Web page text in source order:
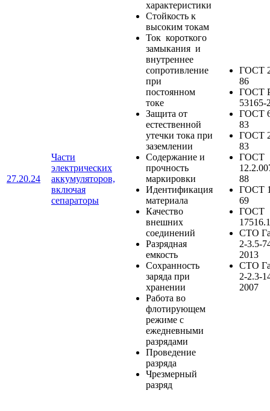
27.20.24
Части
электрических
аккумуляторов,
включая
сепараторы
характеристики
Стойкость к
высоким токам
Ток короткого
замыкания и
внутреннее
сопротивление
при
постоянном
токе
Защита от
естественной
утечки тока при
заземлении
Содержание и
прочность
маркировки
Идентификация
материала
Качество
внешних
соединений
Разрядная
емкость
Сохранность
заряда при
хранении
Работа во
флотирующем
режиме с
ежедневными
разрядами
Проведение
разряда
Чрезмерный
разряд
ГОСТ
86
ГОСТ
53165-
ГОСТ
83
ГОСТ
83
ГОСТ
88
ГОСТ
69
ГОСТ
СТО
2-3.5-
2013
СТО
2-2.3-
2007